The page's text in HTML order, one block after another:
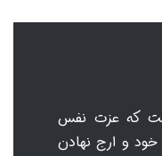
که عزت نفس
و ارج نهادن